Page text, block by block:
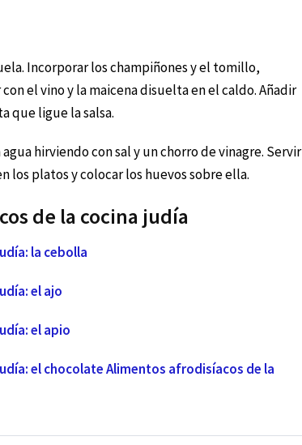
Incorporar los champiñones y el tomillo,
el vino y la maicena disuelta en el caldo. Añadir
que ligue la salsa.
hirviendo con sal y un chorro de vinagre. Servir
los platos y colocar los huevos sobre ella.
de la cocina judía
la cebolla
el ajo
el apio
el chocolateAlimentos afrodisíacos de la